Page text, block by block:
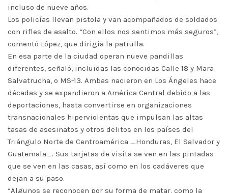
incluso de nueve años.
Los policías llevan pistola y van acompañados de soldados
con rifles de asalto. “Con ellos nos sentimos más seguros”,
comentó López, que dirigía la patrulla.
En esa parte de la ciudad operan nueve pandillas
diferentes, señaló, incluidas las conocidas Calle 18 y Mara
Salvatrucha, o MS-13. Ambas nacieron en Los Ángeles hace
décadas y se expandieron a América Central debido a las
deportaciones, hasta convertirse en organizaciones
transnacionales hiperviolentas que impulsan las altas
tasas de asesinatos y otros delitos en los países del
Triángulo Norte de Centroamérica _Honduras, El Salvador y
Guatemala_. Sus tarjetas de visita se ven en las pintadas
que se ven en las casas, así como en los cadáveres que
dejan a su paso.
“Algunos se reconocen por su forma de matar, como la